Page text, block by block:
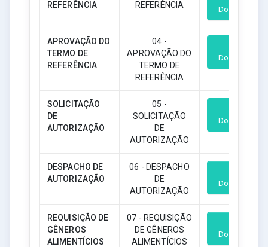
REFERÊNCIA
REFERÊNCIA
Download
APROVAÇÃO DO
TERMO DE
REFERÊNCIA
04 -
APROVAÇÃO DO
TERMO DE
REFERÊNCIA
Download
SOLICITAÇÃO
DE
AUTORIZAÇÃO
05 -
SOLICITAÇÃO
DE
AUTORIZAÇÃO
Download
DESPACHO DE
AUTORIZAÇÃO
06 - DESPACHO
DE
AUTORIZAÇÃO
Download
REQUISIÇÃO DE
GÊNEROS
ALIMENTÍCIOS
07 - REQUISIÇÃO
DE GÊNEROS
ALIMENTÍCIOS
Download